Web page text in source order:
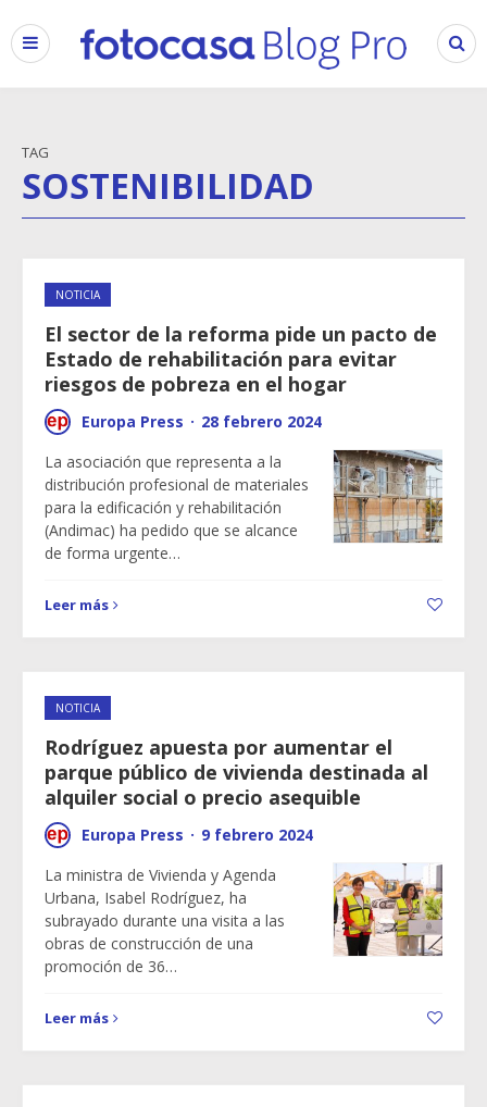
TAG
SOSTENIBILIDAD
NOTICIA
El sector de la reforma pide un pacto de
Estado de rehabilitación para evitar
riesgos de pobreza en el hogar
Europa Press · 28 febrero 2024
La asociación que representa a la
distribución profesional de materiales
para la edificación y rehabilitación
(Andimac) ha pedido que se alcance
de forma urgente…
Leer más
NOTICIA
Rodríguez apuesta por aumentar el
parque público de vivienda destinada al
alquiler social o precio asequible
Europa Press · 9 febrero 2024
La ministra de Vivienda y Agenda
Urbana, Isabel Rodríguez, ha
subrayado durante una visita a las
obras de construcción de una
promoción de 36…
Leer más